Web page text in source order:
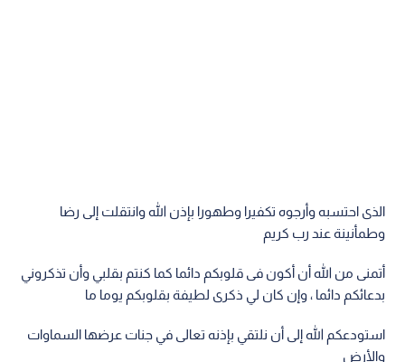
الذى احتسبه وأرجوه تكفيرا وطهورا بإذن الله وانتقلت إلى رضا
وطمأنينة عند رب كريم
أتمنى من الله أن أكون فى قلوبكم دائما كما كنتم بقلبي وأن تذكروني
بدعائكم دائما ، وإن كان لي ذكرى لطيفة بقلوبكم يوما ما
استودعكم الله إلى أن نلتقي بإذنه تعالى في جنات عرضها السماوات
والأرض